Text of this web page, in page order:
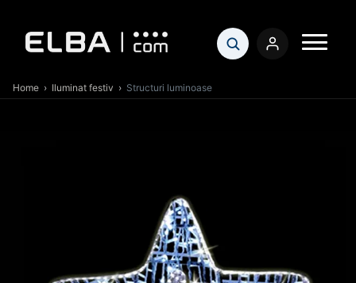
Home › Iluminat festiv › Structuri luminoase